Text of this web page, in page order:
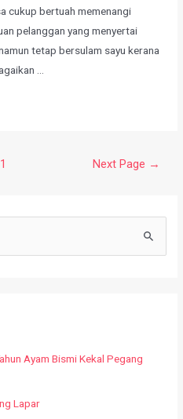
cukup bertuah memenangi
pelanggan yang menyertai
tetap bersulam sayu kerana
…
Next Page →
Ayam Bismi Kekal Pegang
Lapar